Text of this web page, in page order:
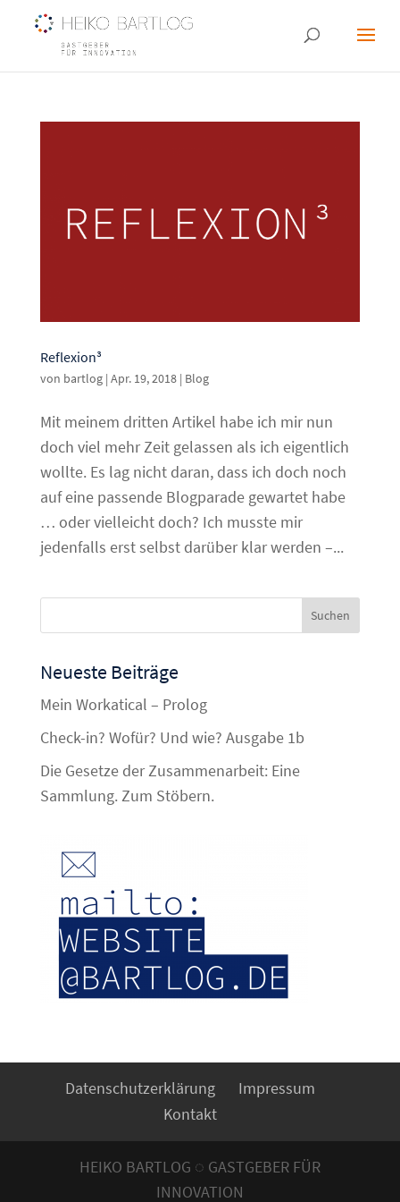
Reflexion³
von bartlog| Apr. 19, 2018| Blog
Mit meinem dritten Artikel habe ich mir nun
doch viel mehr Zeit gelassen als ich eigentlich
wollte. Es lag nicht daran, dass ich doch noch
auf eine passende Blogparade gewartet habe
… oder vielleicht doch? Ich musste mir
jedenfalls erst selbst darüber klar werden –...
Neueste Beiträge
Mein Workatical – Prolog
Check-in? Wofür? Und wie? Ausgabe 1b
Die Gesetze der Zusammenarbeit: Eine
Sammlung. Zum Stöbern.
Datenschutzerklärung
Impressum
Kontakt
HEIKO BARTLOG ◌ GASTGEBER FÜR
INNOVATION